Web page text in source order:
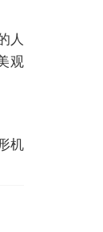
人
观
机